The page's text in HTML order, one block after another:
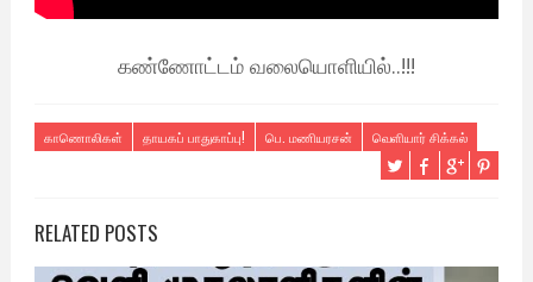
கண்ணோட்டம் வலையொளியில்..!!!
காணொலிகள் தாயகப் பாதுகாப்பு! பெ. மணியரசன் வெளியார் சிக்கல்
RELATED POSTS